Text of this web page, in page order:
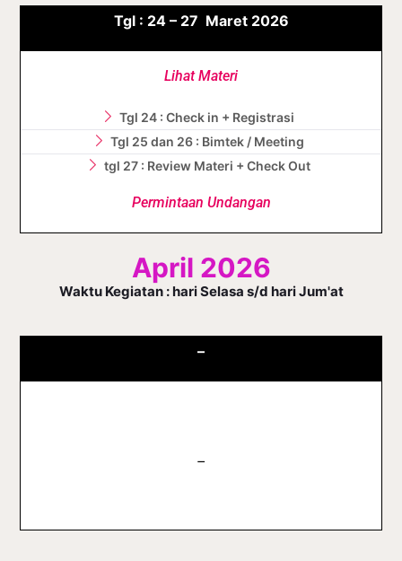
Tgl : 24 – 27 Maret 2026
Lihat Materi
Tgl 24 : Check in + Registrasi
Tgl 25 dan 26 : Bimtek / Meeting
tgl 27 : Review Materi + Check Out
Permintaan Undangan
April 2026
Waktu Kegiatan : hari Selasa s/d hari Jum'at
–
–